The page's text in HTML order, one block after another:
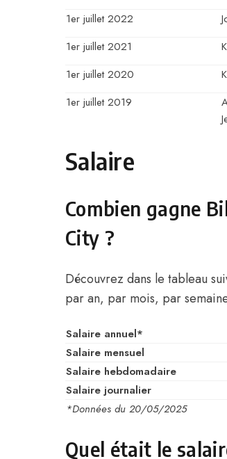
1er juillet 2022
1er juillet 2021
1er juillet 2020
1er juillet 2019
Salaire
Combien gagne
City ?
Découvrez dans le tableau
par an, par mois, par
Salaire annuel*
Salaire mensuel
Salaire hebdomadaire
Salaire journalier
*Données du 20/05/2025
Quel était le